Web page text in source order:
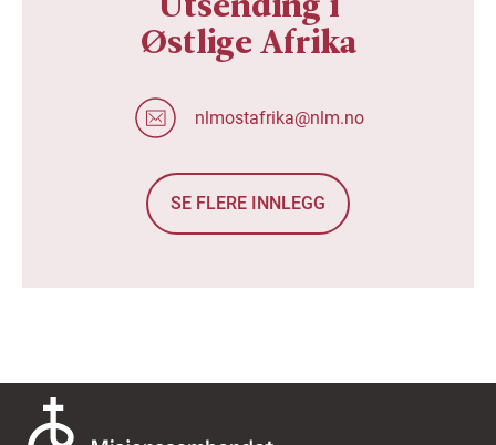
Østlige Afrika
nlmostafrika@nlm.no
SE FLERE INNLEGG